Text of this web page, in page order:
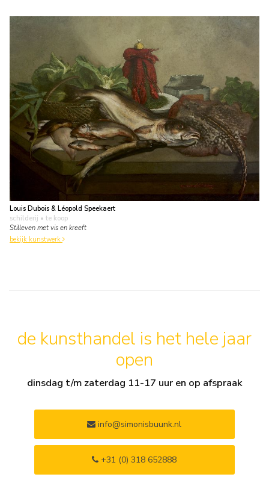
Louis Dubois & Léopold Speekaert
schilderij • te koop
Stilleven met vis en kreeft
bekijk kunstwerk
de kunsthandel is het hele jaar
open
dinsdag t/m zaterdag 11-17 uur en op afspraak
info@simonisbuunk.nl
+31 (0) 318 652888